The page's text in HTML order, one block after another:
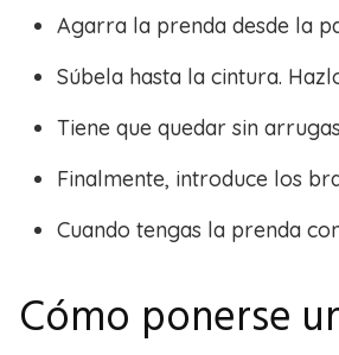
Agarra la prenda desde la
Súbela hasta la cintura.
Tiene que quedar sin
Finalmente, introduce los
Cuando tengas la prenda
Cómo ponerse